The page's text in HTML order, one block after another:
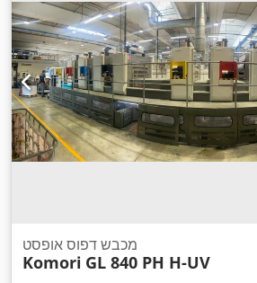
מכבש דפוס אופסט
Komori GL 840 PH H-UV